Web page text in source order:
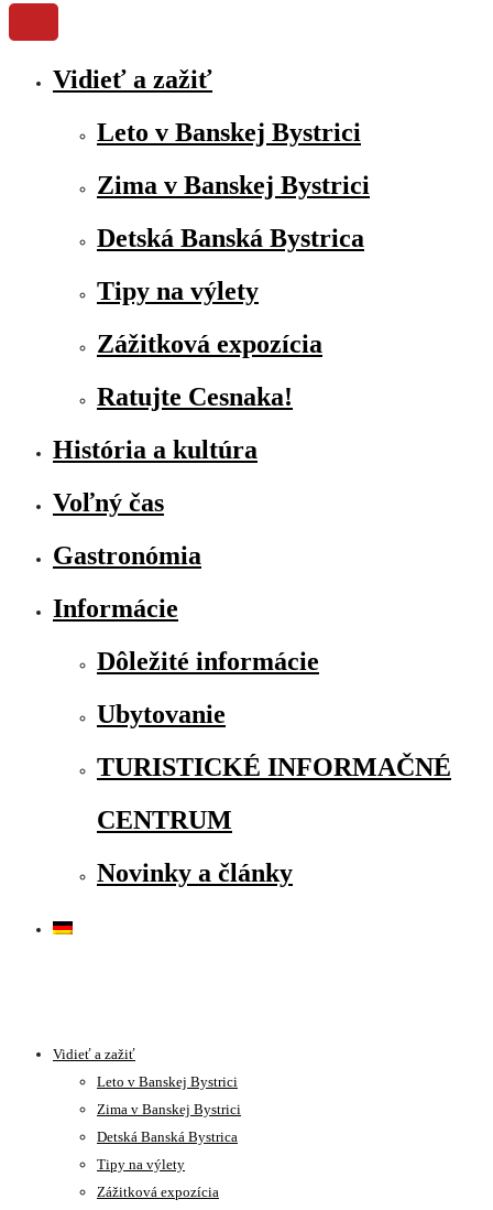
Vidieť a zažiť
Leto v Banskej Bystrici
Zima v Banskej Bystrici
Detská Banská Bystrica
Tipy na výlety
Zážitková expozícia
Ratujte Cesnaka!
História a kultúra
Voľný čas
Gastronómia
Informácie
Dôležité informácie
Ubytovanie
TURISTICKÉ INFORMAČNÉ
CENTRUM
Novinky a články
Vidieť a zažiť
Leto v Banskej Bystrici
Zima v Banskej Bystrici
Detská Banská Bystrica
Tipy na výlety
Zážitková expozícia